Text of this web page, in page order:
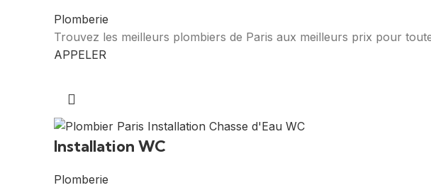
Plomberie
Trouvez les meilleurs plombiers de Paris aux meilleurs prix pour
APPELER
Installation WC
Plomberie